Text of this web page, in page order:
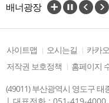
배너광장
사이트맵 오시는길 카카
저작권 보호정책
홈페이지
(49011) 부산광역시 영도구 태